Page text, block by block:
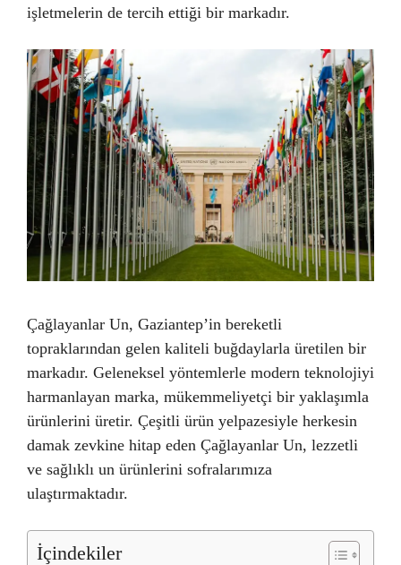
işletmelerin de tercih ettiği bir markadır.
Çağlayanlar Un, Gaziantep’in bereketli
topraklarından gelen kaliteli buğdaylarla üretilen bir
markadır. Geleneksel yöntemlerle modern teknolojiyi
harmanlayan marka, mükemmeliyetçi bir yaklaşımla
ürünlerini üretir. Çeşitli ürün yelpazesiyle herkesin
damak zevkine hitap eden Çağlayanlar Un, lezzetli
ve sağlıklı un ürünlerini sofralarımıza
ulaştırmaktadır.
İçindekiler